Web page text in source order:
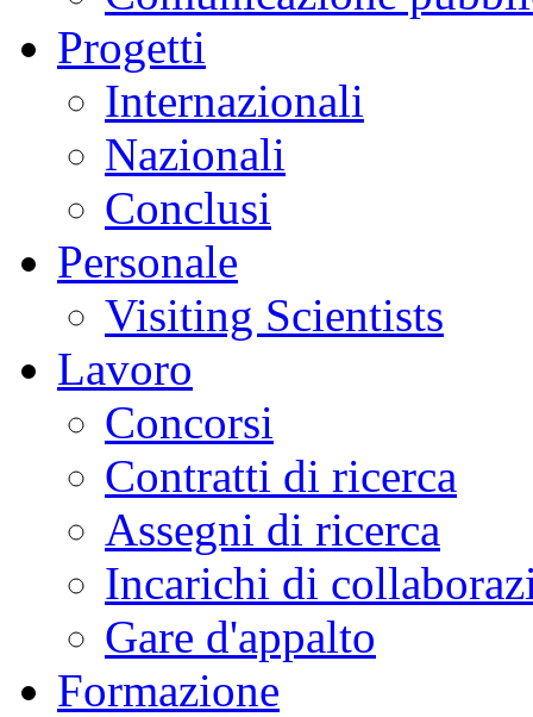
Progetti
Internazionali
Nazionali
Conclusi
Personale
Visiting Scientists
Lavoro
Concorsi
Contratti di ricerca
Assegni di ricerca
Incarichi di
Gare d'appalto
Formazione